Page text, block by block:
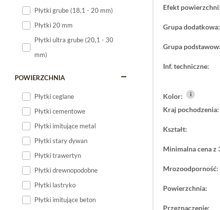
Płytki małe
Płytki grube (18,1 - 20 mm)
Płytki 20 mm
Płytki ultra grube (20,1 - 30
mm)
POWIERZCHNIA
Płytki ceglane
Płytki cementowe
Płytki imitujące metal
Płytki stary dywan
Płytki trawertyn
Płytki drewnopodobne
Płytki lastryko
Płytki imitujące beton
Konserwacja
Dlaczego
Candy Blanco
mrozoodporny,
Jeśli szukasz
atuty potrzebne
Efekt powierzchni:
Grupa dodatkowa:
Grupa
Inf. techniczne:
Kolor: i
Kraj pochodzenia:
Kształt:
Minimalna cena z
Mrozoodporność:
Powierzchnia:
Przeznaczenie: